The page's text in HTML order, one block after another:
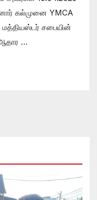
கல்முனை YMCA
சபையின்
…